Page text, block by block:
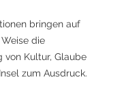
bringen auf
die
von Kultur, Glaube
zum Ausdruck.